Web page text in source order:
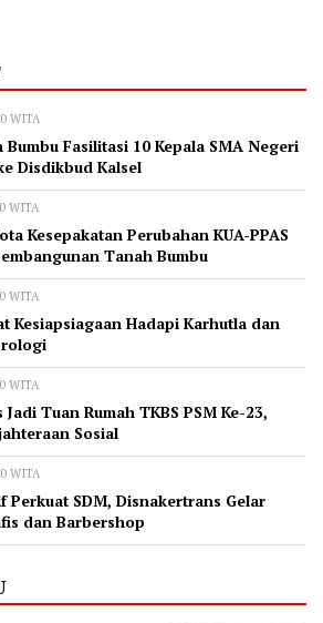
WITA
Bumbu Fasilitasi 10 Kepala SMA Negeri
Disdikbud Kalsel
WITA
Kesepakatan Perubahan KUA-PPAS
Tanah Bumbu
WITA
Kesiapsiagaan Hadapi Karhutla dan
WITA
Tuan Rumah TKBS PSM Ke-23,
Sosial
WITA
Perkuat SDM, Disnakertrans Gelar
dan Barbershop